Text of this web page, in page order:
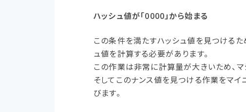
ハッシュ値が「0000」から始まる
この条件を満たすハッシュ値を見つけるた
ュ値を計算する必要があります。
この作業は非常に計算量が大きいため、マ
そしてこのナンス値を見つける作業をマイ
びます。